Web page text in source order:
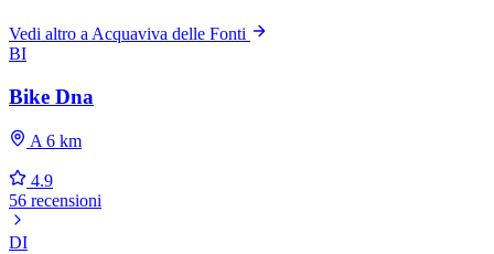
Vedi altro a Acquaviva delle Fonti
BI
Bike Dna
A 6 km
4.9
56 recensioni
DI